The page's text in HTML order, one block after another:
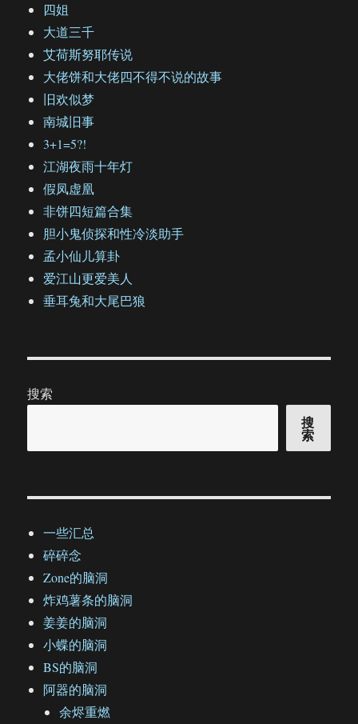
四姐
大道三千
艾荷斯努耶传说
大佬饼和大佬四不得不说的故事
旧欢似梦
南城旧事
3+1=5?!
江湖夜雨十年灯
假凤虚凰
非饼四短篇合集
胆小鬼侦探和性冷淡助手
孟小仙儿算卦
爱江山更爱美人
垂耳兔和大尾巴狼
搜索
搜
索
一些汇总
碎碎念
Zone的脑洞
炸鸡薯条的脑洞
姜姜的脑洞
小蝶的脑洞
BS的脑洞
阿器的脑洞
余烬重燃